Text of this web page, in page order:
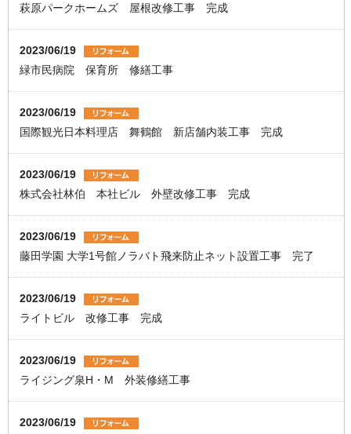
萩原パークホームズ 屋根改修工事 完成
2023/06/19
緑市民病院 保育所 修繕工事
2023/06/19
国際観光日本料理店 舞鶴館 新店舗内装工事 完成
2023/06/19
株式会社林伯 本社ビル 外壁改修工事 完成
2023/06/19
藤田学園 大学1号館ノラバト飛来防止ネット設置工事 完了
2023/06/19
ライトビル 改修工事 完成
2023/06/19
ライジング泉H・M 外装修繕工事
2023/06/19